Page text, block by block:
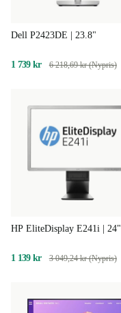
Dell P2423DE | 23.8"
1 739 kr 6 218,69 kr (Nypris)
HP EliteDisplay E241i | 24"
1 139 kr 3 049,24 kr (Nypris)